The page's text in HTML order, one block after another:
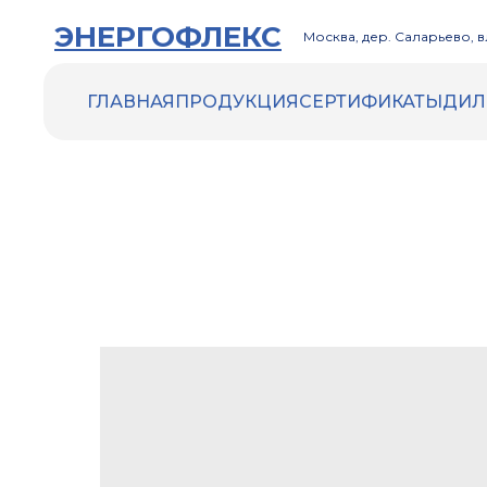
ЭНЕРГОФЛЕКС Москва, дер. Саларьево,
ГЛАВНАЯ ПРОДУКЦИЯСЕРТИФИКАТЫ